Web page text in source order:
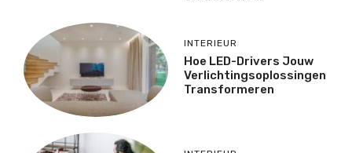
INTERIEUR
Hoe LED-Drivers Jouw
Verlichtingsoplossingen
Transformeren